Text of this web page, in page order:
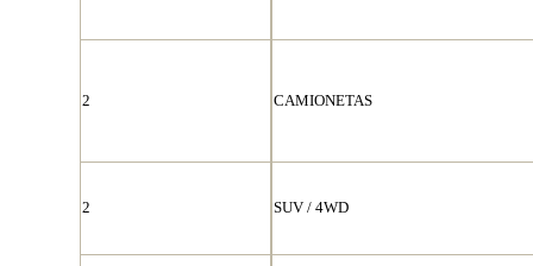
2 CAMIONETAS
2 SUV / 4WD